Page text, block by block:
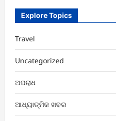
Explore Topics
Travel
Uncategorized
ଅପରାଧ
ଆଧ୍ୟାତ୍ମିକ ଖବର